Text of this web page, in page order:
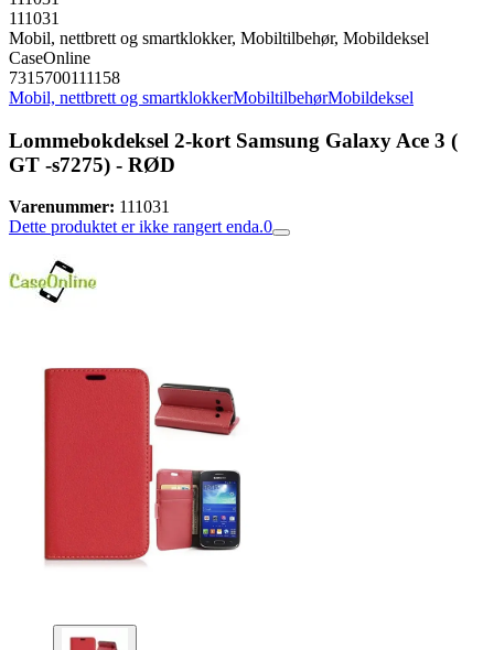
111031
Mobil, nettbrett og smartklokker, Mobiltilbehør, Mobildeksel
CaseOnline
7315700111158
Mobil, nettbrett og smartklokkerMobiltilbehørMobildeksel
Lommebokdeksel 2-kort Samsung Galaxy Ace 3 (
GT -s7275) - RØD
Varenummer: 111031
Dette produktet er ikke rangert enda.0